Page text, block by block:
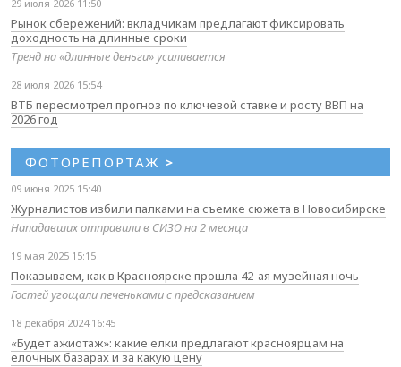
29 июля 2026 11:50
Рынок сбережений: вкладчикам предлагают фиксировать
доходность на длинные сроки
Тренд на «длинные деньги» усиливается
28 июля 2026 15:54
ВТБ пересмотрел прогноз по ключевой ставке и росту ВВП на
2026 год
ФОТОРЕПОРТАЖ >
09 июня 2025 15:40
Журналистов избили палками на съемке сюжета в Новосибирске
Нападавших отправили в СИЗО на 2 месяца
19 мая 2025 15:15
Показываем, как в Красноярске прошла 42-ая музейная ночь
Гостей угощали печеньками с предсказанием
18 декабря 2024 16:45
«Будет ажиотаж»: какие елки предлагают красноярцам на
елочных базарах и за какую цену